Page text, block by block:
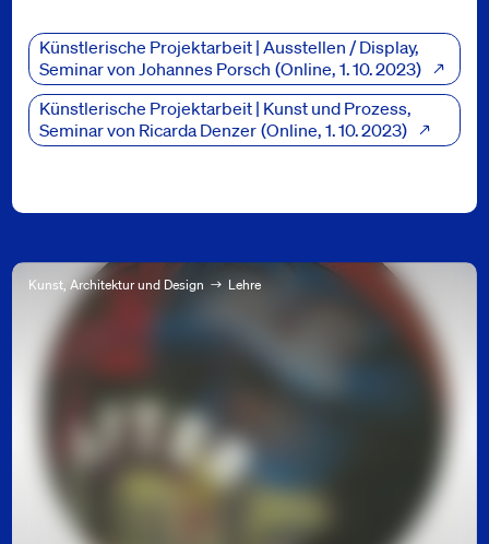
Presse
Künstlerische Projektarbeit | Ausstellen / Display,
Seminar von Johannes Porsch Online, 1. 10. 2023
Künstlerische Projektarbeit | Kunst und Prozess,
Seminar von Ricarda Denzer Online, 1. 10. 2023
Kunst, Architektur und Design Lehre